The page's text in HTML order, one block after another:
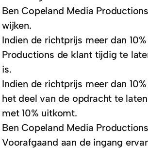
Ben Copeland Media
wijken.
Indien de richtprijs meer dan
Productions de klant tijdig te
is.
Indien de richtprijs meer dan
het deel van de opdracht te
met 10% uitkomt.
Ben Copeland Media
Voorafgaand aan de ingang